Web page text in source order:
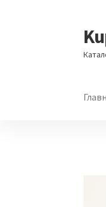
к
к